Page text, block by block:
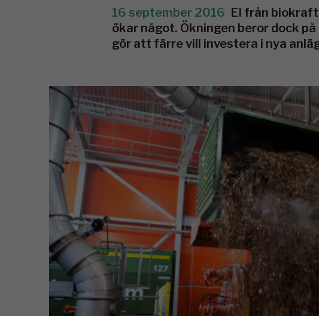
16 september 2016 El från
ökar något. Ökningen beror dock
gör att färre vill investera i nya